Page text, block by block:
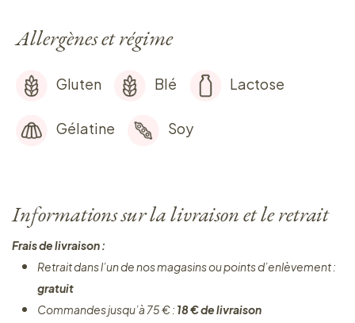
Allergènes et régime
Gluten Blé Lactose
Gélatine Soy
Informations sur la livraison et le retrait
Frais de livraison :
Retrait dans l’un de nos magasins ou points d’enlèvement :
gratuit
Commandes jusqu’à 75 € : 18 € de livraison